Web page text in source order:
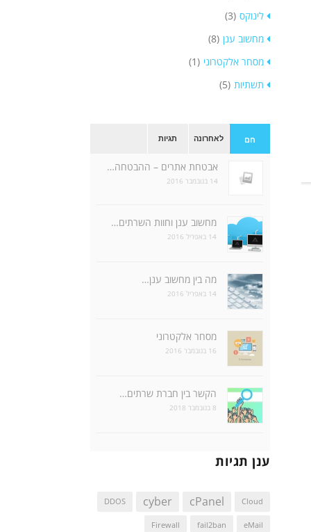
לינוקס (3)
מחשוב ענן (8)
מסחר אלקטרוני (1)
תשתיות (5)
חם לאחרונה תגיות
אבטחת אתרים – ההבטחה…
14 בנובמבר 2016
מחשוב ענן וחוות השרתים…
14 באפריל 2016
מה בין מחשוב ענן…
14 באפריל 2016
מסחר אלקטרוני
16 בנובמבר 2016
הקשר בין חברת שרתים…
8 בנובמבר 2018
ענן תגיות
Cloud
cPanel
cyber
DDOS
eMail
fail2ban
Firewall